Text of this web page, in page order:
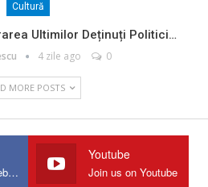
Cultură
Ultimilor Deținuți Politici…
4 zile ago 0
MORE POSTS
Join us on Facebook
Youtube
Join us on Youtube